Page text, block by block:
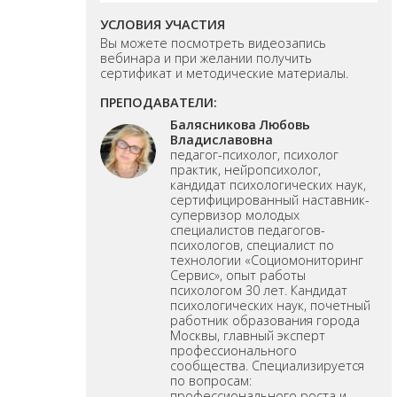
УСЛОВИЯ УЧАСТИЯ
Вы можете посмотреть видеозапись
вебинара и при желании получить
сертификат и методические материалы.
ПРЕПОДАВАТЕЛИ:
Балясникова Любовь
Владиславовна
педагог-психолог, психолог
практик, нейропсихолог,
кандидат психологических наук,
сертифицированный наставник-
супервизор молодых
специалистов педагогов-
психологов, специалист по
технологии «Социомониторинг
Сервис», опыт работы
психологом 30 лет. Кандидат
психологических наук, почетный
работник образования города
Москвы, главный эксперт
профессионального
сообщества. Специализируется
по вопросам: